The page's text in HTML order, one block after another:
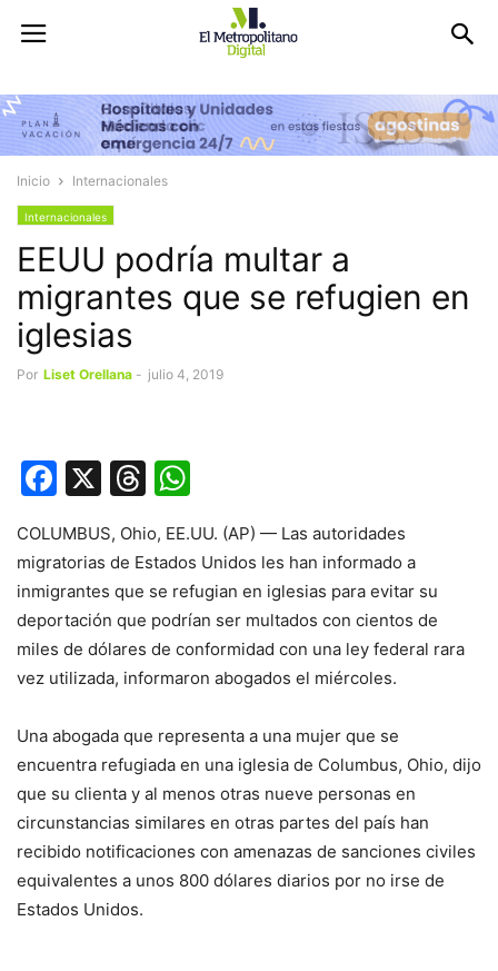
Inicio Internacionales
Internacionales
EEUU podría multar a
migrantes que se refugien en
iglesias
Por Liset Orellana - julio 4, 2019
Facebook
X Threads
COLUMBUS, Ohio, EE.UU. (AP) — Las autoridades
migratorias de Estados Unidos les han informado a
inmigrantes que se refugian en iglesias para evitar su
deportación que podrían ser multados con cientos de
miles de dólares de conformidad con una ley federal rara
vez utilizada, informaron abogados el miércoles.
Una abogada que representa a una mujer que se
encuentra refugiada en una iglesia de Columbus, Ohio, dijo
que su clienta y al menos otras nueve personas en
circunstancias similares en otras partes del país han
recibido notificaciones con amenazas de sanciones civiles
equivalentes a unos 800 dólares diarios por no irse de
Estados Unidos.